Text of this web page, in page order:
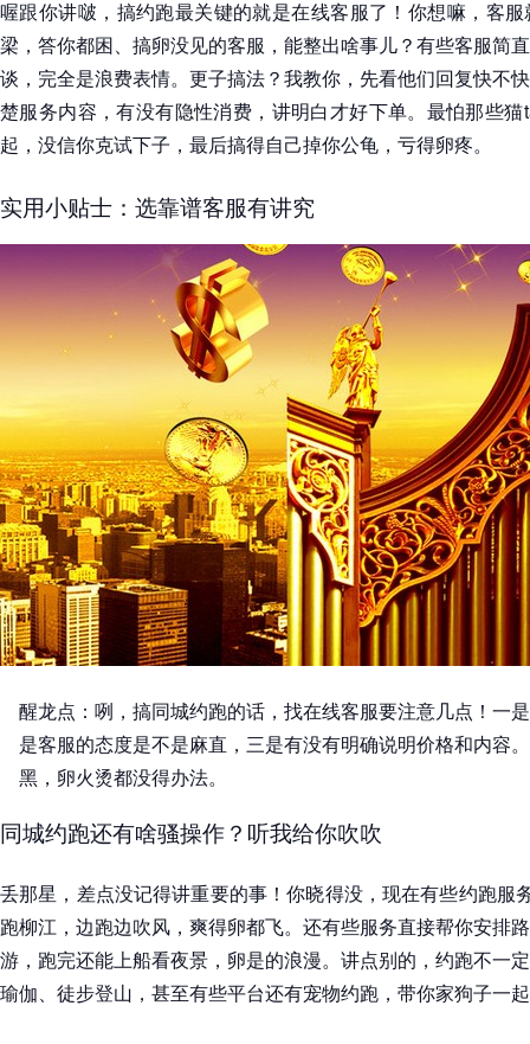
喔跟你讲啵，搞约跑最关键的就是在线客服了！你想嘛，客
梁，答你都困、搞卵没见的客服，能整出啥事儿？有些客服简
谈，完全是浪费表情。更子搞法？我教你，先看他们回复快不
楚服务内容，有没有隐性消费，讲明白才好下单。最怕那些
起，没信你克试下子，最后搞得自己掉你公龟，亏得卵疼。
实用小贴士：选靠谱客服有讲究
醒龙点：咧，搞同城约跑的话，找在线客服要注意几点！一
是客服的态度是不是麻直，三是有没有明确说明价格和内容
黑，卵火烫都没得办法。
同城约跑还有啥骚操作？听我给你吹吹
丢那星，差点没记得讲重要的事！你晓得没，现在有些约跑服
跑柳江，边跑边吹风，爽得卵都飞。还有些服务直接帮你安排
游，跑完还能上船看夜景，卵是的浪漫。讲点别的，约跑不一
瑜伽、徒步登山，甚至有些平台还有宠物约跑，带你家狗子一